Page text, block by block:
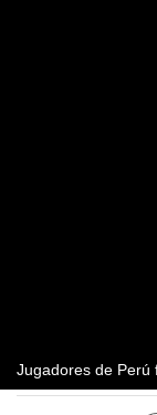
Jugadores de Perú